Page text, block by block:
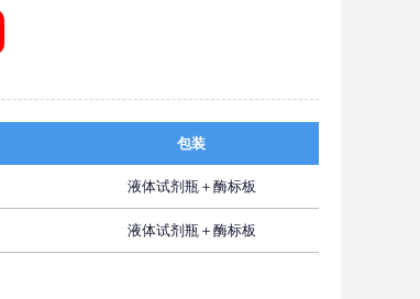
包装
液体试剂瓶＋酶标板
液体试剂瓶＋酶标板